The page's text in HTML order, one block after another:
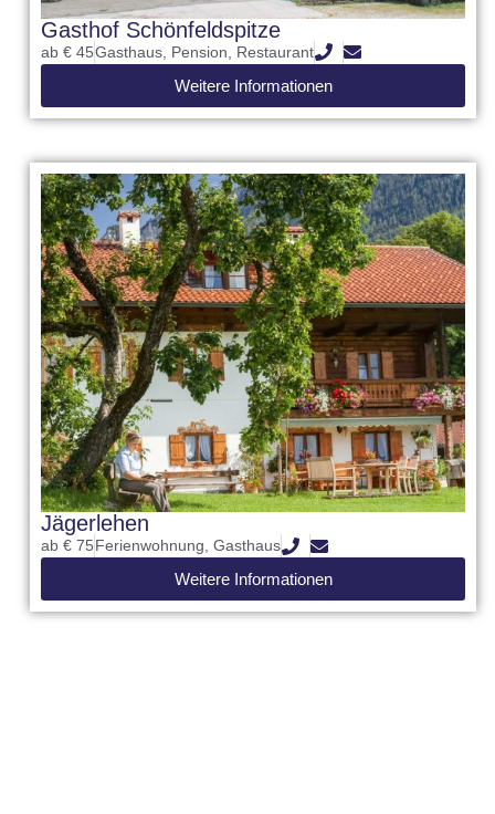
Gasthof Schönfeldspitze
ab € 45Gasthaus Pension Restaurant
Weitere Informationen
Jägerlehen
ab € 75Ferienwohnung,Gasthaus
Weitere Informationen